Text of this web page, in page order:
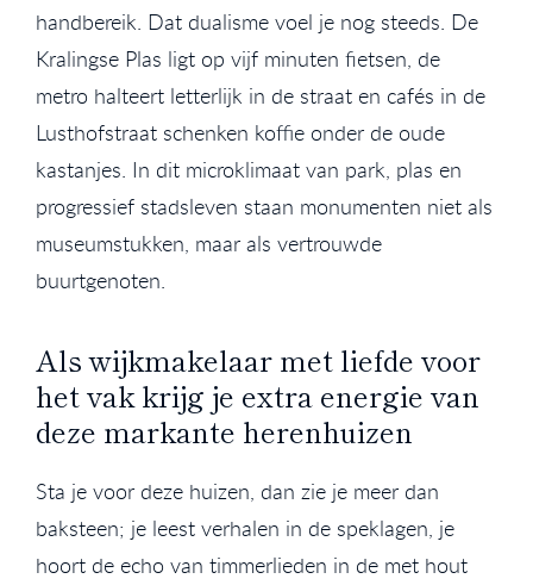
handbereik. Dat dualisme voel je nog steeds. De
Kralingse Plas ligt op vijf minuten fietsen, de
metro halteert letterlijk in de straat en cafés in de
Lusthofstraat schenken koffie onder de oude
kastanjes. In dit microklimaat van park, plas en
progressief stadsleven staan monumenten niet als
museumstukken, maar als vertrouwde
buurtgenoten.
Als wijkmakelaar met liefde voor
het vak krijg je extra energie van
deze markante herenhuizen
Sta je voor deze huizen, dan zie je meer dan
baksteen; je leest verhalen in de speklagen, je
hoort de echo van timmerlieden in de met hout